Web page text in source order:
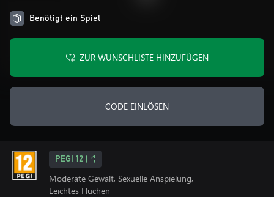
Benötigt ein Spiel
ZUR WUNSCHLISTE HINZUFÜGEN
CODE EINLÖSEN
PEGI 12
Moderate Gewalt, Sexuelle Anspielung,
Leichtes Fluchen